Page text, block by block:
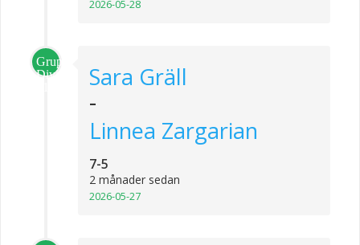
2026-05-28
Grupp
Division
Sara Gräll
-
Linnea Zargarian
7-5
2 månader sedan
2026-05-27